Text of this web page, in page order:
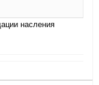
насления